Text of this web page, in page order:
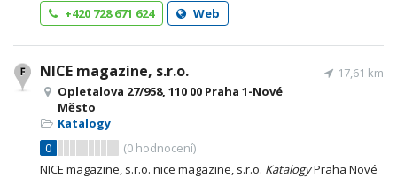
+420 728 671 624
Web
NICE magazine, s.r.o.
Opletalova 27/958, 110 00 Praha 1-Nové
Město
Katalogy
0
(0 hodnocení)
17,61 km
NICE magazine, s.r.o. nice magazine, s.r.o. KatalogyPraha Nové